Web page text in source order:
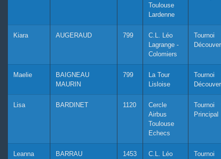
Toulouse
Lardenne
Kiara AUGERAUD 799
C.L. Léo
Lagrange -
Colomiers
Tournoi
Maelie
BAIGNEAU
MAURIN
799
La Tour
Lisloise
Tournoi
Lisa BARDINET 1120
Cercle
Airbus
Toulouse
Echecs
Tournoi
Principal
Leanna BARRAU 1453
C.L. Léo
Tournoi